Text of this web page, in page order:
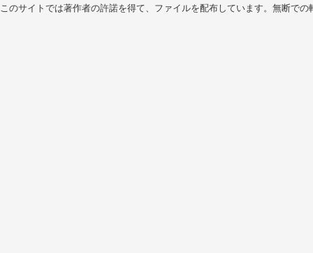
このサイトでは著作者の許諾を得て、ファイルを配布しています。無断での